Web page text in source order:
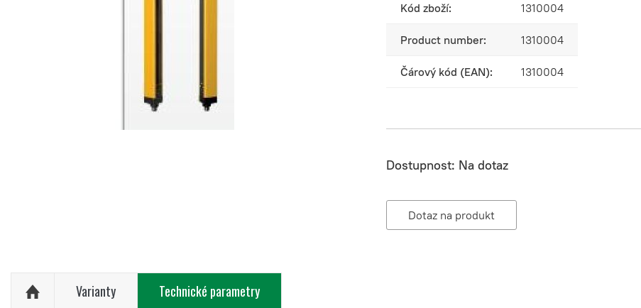
Kód zboží: 1310004
Product number: 1310004
Čárový kód (EAN): 1310004
Dostupnost: Na dotaz
Dotaz na produkt
Varianty Technické parametry